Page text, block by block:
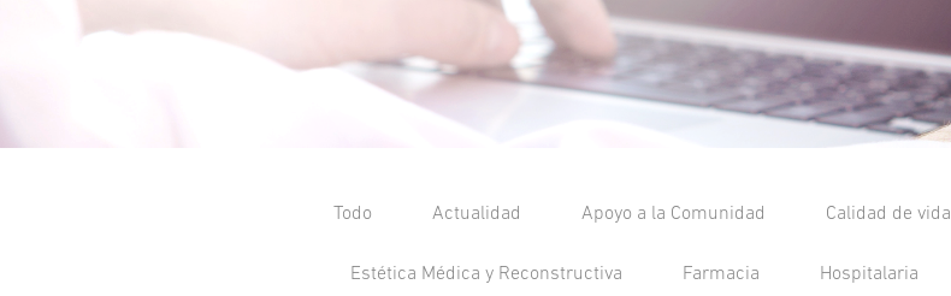
Todo Actualidad Apoyo a la Comunidad Calidad de vida
Estética Médica y Reconstructiva Farmacia Hospitalaria